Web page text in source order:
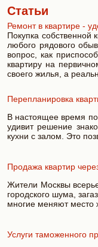
Статьи
Ремонт в квартире -
Покупка собственной
любого рядового
вопрос, как
квартиру на
своего жилья, а
Перепланировка
В настоящее время
удивит решение
кухни с залом. Это
Продажа квартир
Жители Москвы
городского шума,
многие меняют место
Услуги таможенного